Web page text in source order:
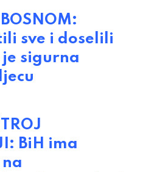
sve i doselili
je sigurna
BiH ima